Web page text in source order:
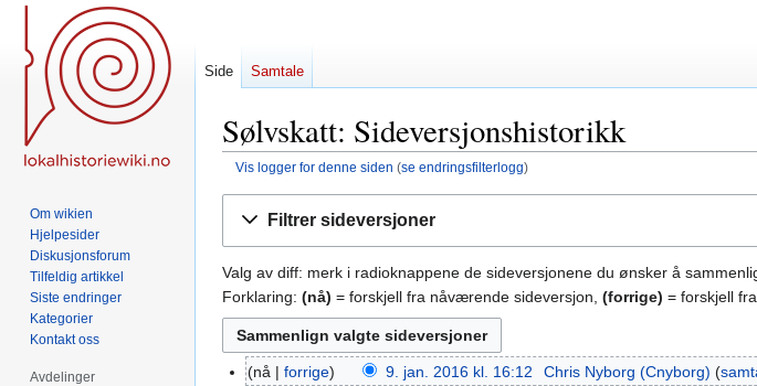
Sølvskatt: Sideversjonshistorikk
Vis logger for denne siden (se endringsfilterlogg)
Filtrer sideversjoner
Valg av diff: merk i radioknappene de sideversjonene du ønsker å
Forklaring: (nå) = forskjell fra nåværende sideversjon, (forrige) = forskjell
9.
nå forrige 9. jan. 2016 kl. 16:12 Chris Nyborg (Cnyborg)
Side Samtale
Om wikien
Hjelpesider
Diskusjonsforum
Tilfeldig artikkel
Siste endringer
Kategorier
Kontakt oss
Avdelinger